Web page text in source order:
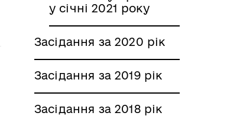
у січні 2021 року
Засідання за 2020 рік
Засідання за 2019 рік
Засідання за 2018 рік